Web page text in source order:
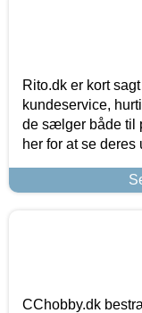
Rito.dk er kort
kundeservice,
de sælger både til
her for at se deres
CChobby.dk